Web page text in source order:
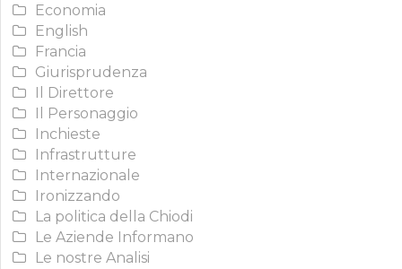
Economia
English
Francia
Giurisprudenza
Il Direttore
Il Personaggio
Inchieste
Infrastrutture
Internazionale
Ironizzando
La politica della Chiodi
Le Aziende Informano
Le nostre Analisi